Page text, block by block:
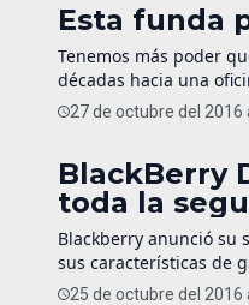
Esta funda
Tenemos más poder
décadas hacia una
música. Sin embargo,
27 de octubre del 2016
BlackBerry
toda la
Blackberry anunció su
sus características de
comprar el BlackBerry
25 de octubre del 2016